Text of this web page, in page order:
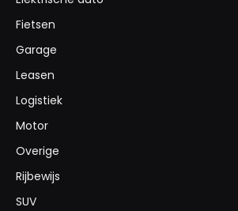
Fietsen
Garage
Leasen
Logistiek
Motor
Overige
Rijbewijs
SUV